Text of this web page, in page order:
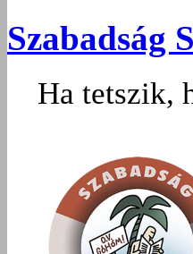
Szabadság
Ha tetszik,